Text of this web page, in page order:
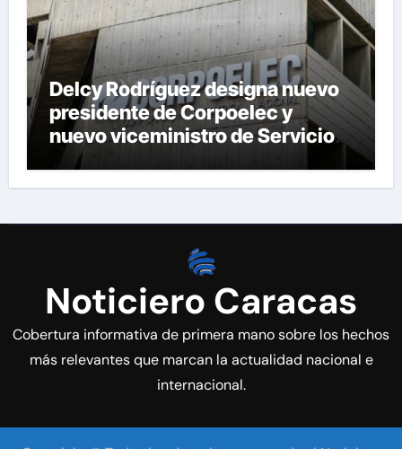
Delcy Rodríguez designa nuevo
presidente de Corpoelec y
nuevo viceministro de Servicios
Eléctricos
Noticiero Caracas
Cobertura informativa de primera mano sobre los hechos
más relevantes que marcan la actualidad nacional e
internacional.